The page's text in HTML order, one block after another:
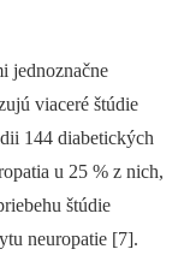
jednoznačne
viaceré štúdie
144 diabetických
u 25 % z nich,
štúdie
neuropatie [7].